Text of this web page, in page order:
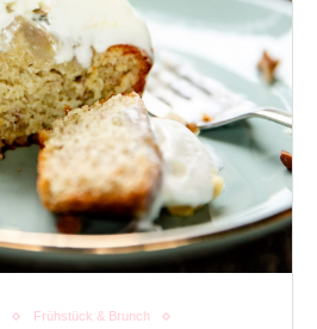
Frühstück & Brunch